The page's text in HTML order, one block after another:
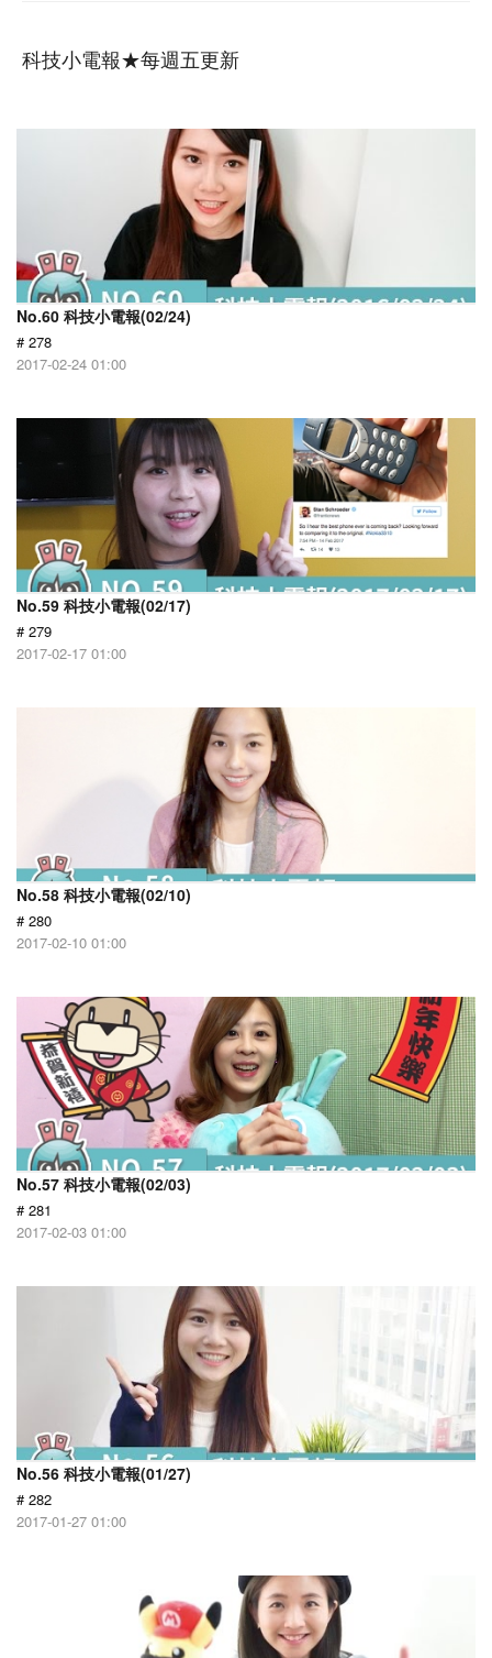
科技小電報★每週五更新
No.60 科技小電報(02/24)
# 278
2017-02-24 01:00
No.59 科技小電報(02/17)
# 279
2017-02-17 01:00
No.58 科技小電報(02/10)
# 280
2017-02-10 01:00
No.57 科技小電報(02/03)
# 281
2017-02-03 01:00
No.56 科技小電報(01/27)
# 282
2017-01-27 01:00